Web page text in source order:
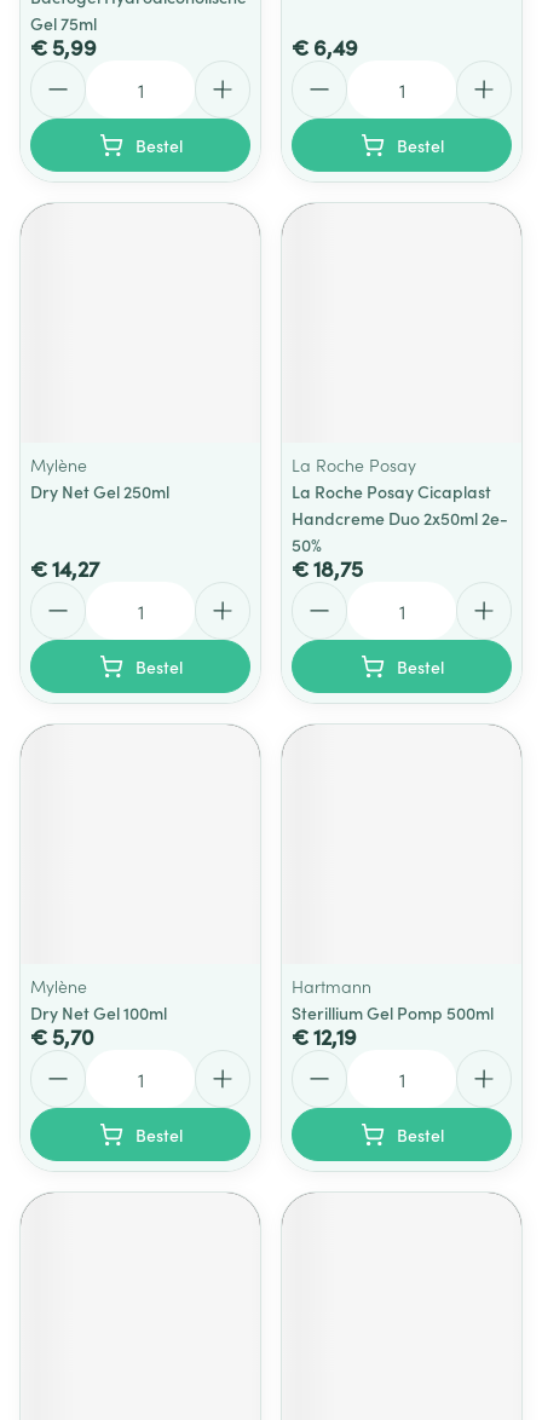
Gel 75ml
€ 5,99
Bestel
€ 6,49
Bestel
Mylène
Dry Net Gel 250ml
€ 14,27
Bestel
La Roche Posay
La Roche Posay Cicaplast
Handcreme Duo 2x50ml 2e-
50%
€ 18,75
Bestel
Mylène
Dry Net Gel 100ml
€ 5,70
Bestel
Hartmann
Sterillium Gel Pomp 500ml
€ 12,19
Bestel